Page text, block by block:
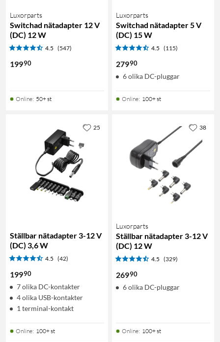
Luxorparts
Switchad nätadapter 12 V
(DC) 12 W
4.5 (547)
19990
Online: 50+ st
Luxorparts
Switchad nätadapter 5 V
(DC) 15 W
4.5 (115)
27990
6 olika DC-pluggar
Online: 100+ st
Ställbar nätadapter 3-12 V
(DC) 3,6 W
4.5 (42)
19990
7 olika DC-kontakter
4 olika USB-kontakter
1 terminal-kontakt
Online: 100+ st
25
Luxorparts
Ställbar nätadapter 3-12 V
(DC) 12 W
4.5 (329)
26990
6 olika DC-pluggar
Online: 100+ st
38